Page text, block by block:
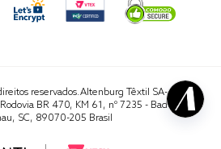
reservados.Altenburg Têxtil SA- CNPJ
BR 470, KM 61, nº 7235 - Badenfurt,
SC, 89070-205 Brasil